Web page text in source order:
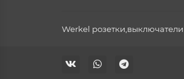
Werkel